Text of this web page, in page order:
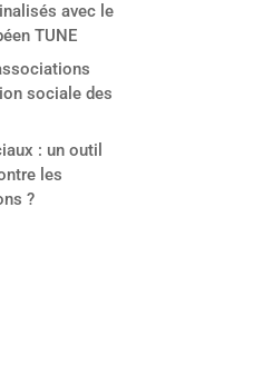
avec le
TUNE
sociale des
: un outil
les
?